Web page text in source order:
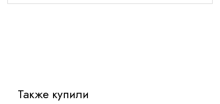
Также купили